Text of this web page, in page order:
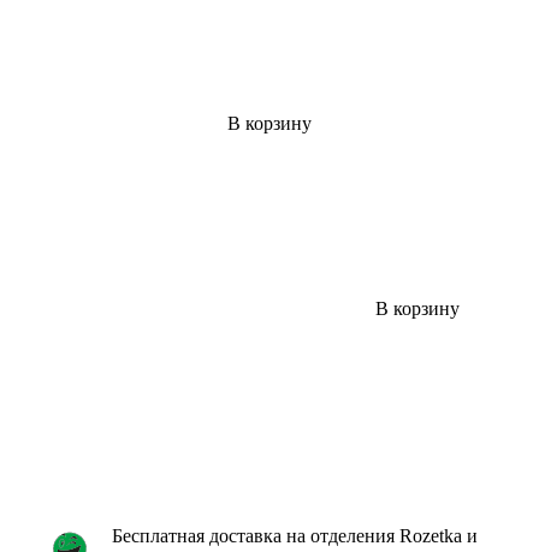
В корзину
В корзину
Бесплатная доставка на отделения Rozetka и